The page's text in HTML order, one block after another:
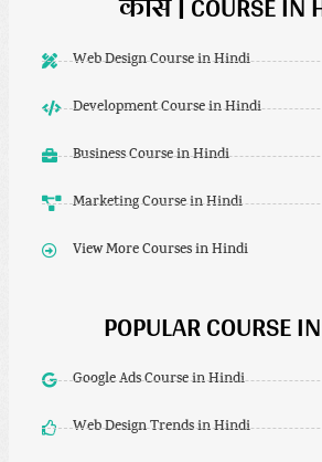
Web Design Course in Hindi
Development Course in Hindi
Business Course in Hindi
Marketing Course in Hindi
View More Courses in Hindi
POPULAR COURSE
Google Ads Course in Hindi
Web Design Trends in Hindi